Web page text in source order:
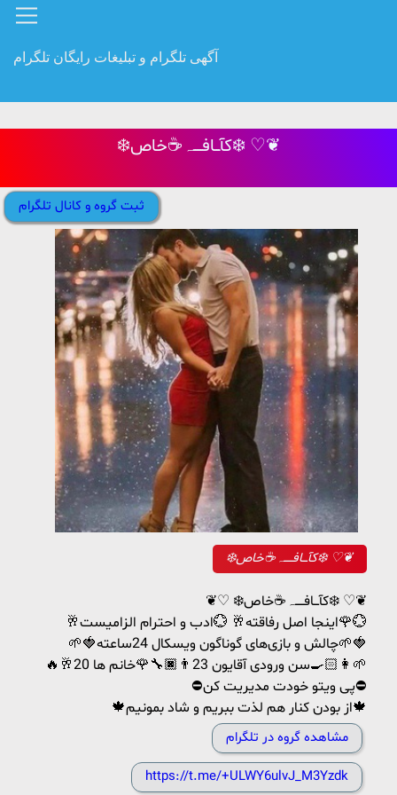
آگهی تلگرام و تبلیغات رایگان تلگرام
❄️کآـــافـــــہ☕️خاص❄️ ♡❦
ثبت گروه و کانال تلگرام
❄️کآـــافـــــہ☕️خاص❄️ ♡❦
❦♡ ❄️کآـــافـــــہ☕️خاص❄️ ♡❦
🥂اینجا اصل رفاقته🥂 💮ادب و احترام الزامیست🌹💮
🌱🍓چالش و بازی‌های گوناگون ویسکال 24ساعته🌱🍓
🔥🥂سن ورودی آقایون 23👨🏿‍🔧🌹خانم ها 20👩🏻‍🍳🌱
⛔پی ویتو خودت مدیریت کن⛔
🍁از بودن کنار هم لذت ببریم و شاد بمونیم🍁
مشاهده گروه در تلگرام
https://t.me/+ULWY6ulvJ_M3Yzdk